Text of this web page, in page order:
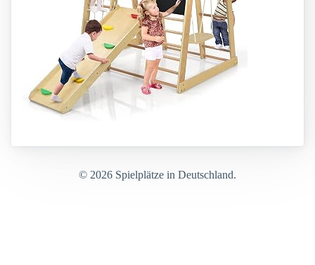
© 2026 Spielplätze in Deutschland.